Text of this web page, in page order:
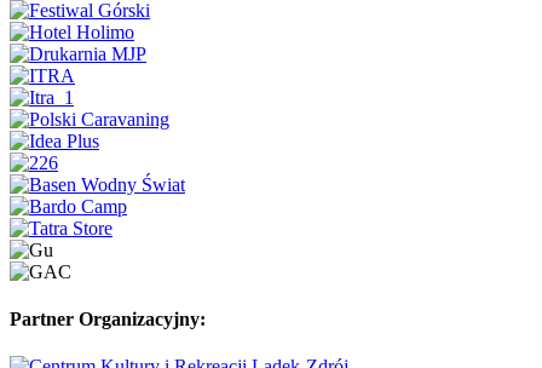
Partner Organizacyjny: